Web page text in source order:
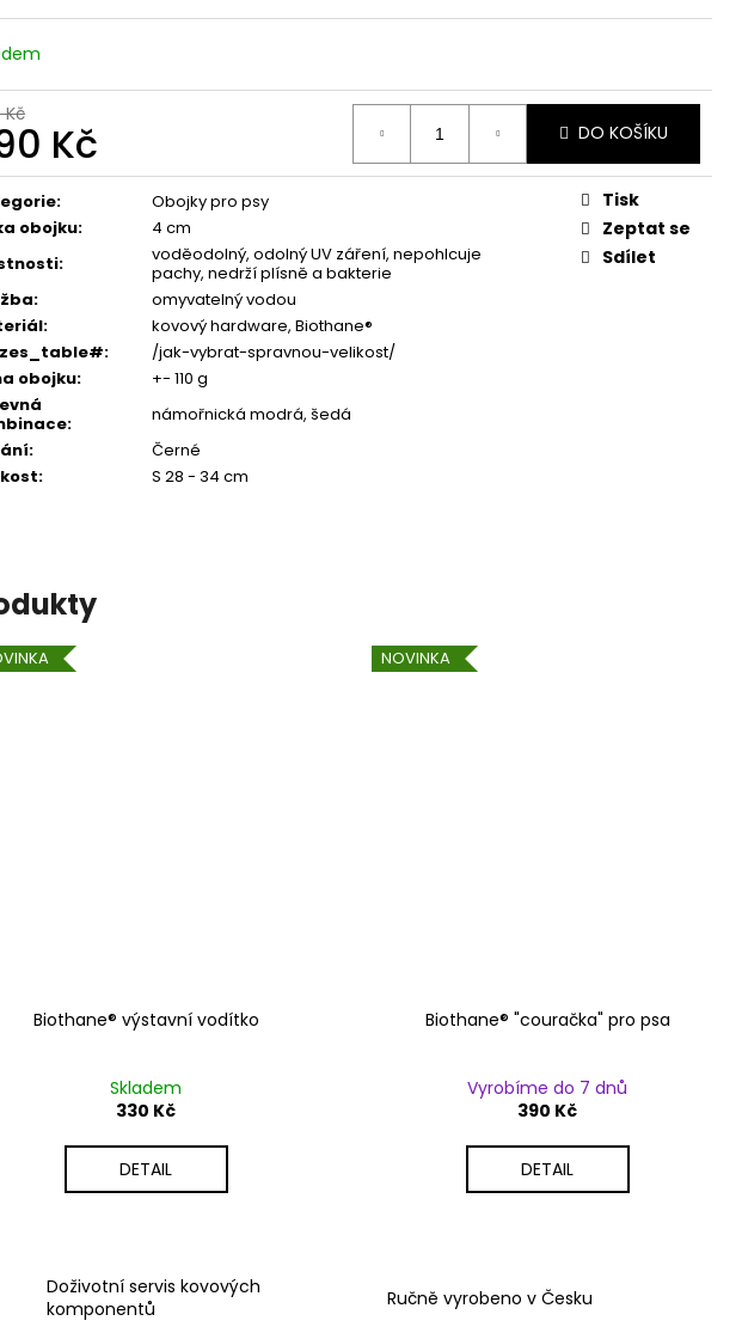
Kč DO KOŠÍKU
:
Obojky pro psy
obojku:
4 cm
:
voděodolný, odolný UV záření, nepohlcuje
pachy, nedrží plísně a bakterie
:
omyvatelný vodou
:
kovový hardware, Biothane®
:
/jak-vybrat-spravnou-velikost/
obojku:
+- 110 g
:
námořnická modrá, šedá
:
Černé
: S 28 - 34 cm
Tisk
Zeptat se
Sdílet
Biothane® výstavní vodítko
Skladem
330 Kč
DETAIL
NOVINKA
Biothane® "couračka" pro psa
Vyrobíme do 7 dnů
390 Kč
DETAIL
Doživotní servis kovových
komponentů
Ručně vyrobeno v Česku